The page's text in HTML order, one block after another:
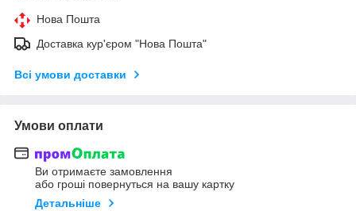
Нова Пошта
Доставка кур'єром "Нова Пошта"
Всі умови доставки
Умови оплати
Ви отримаєте замовлення
або гроші повернуться на вашу картку
Детальніше